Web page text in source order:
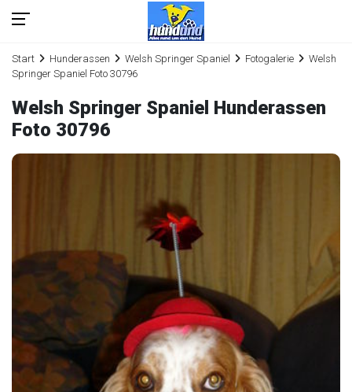
Start Hunderassen Welsh Springer Spaniel Fotogalerie
Welsh
Springer Spaniel Foto 30796
Welsh Springer Spaniel Hunderassen
Foto 30796